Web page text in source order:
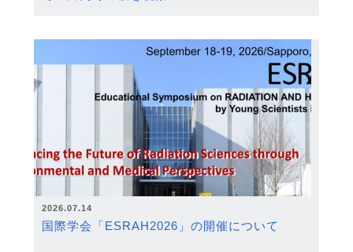
2026.07.14
国際学会「ESRAH2026」の開催について